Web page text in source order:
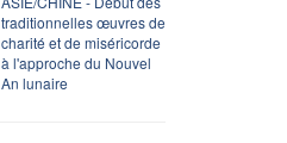
traditionnelles œuvres de
charité et de miséricorde
à l'approche du Nouvel
An lunaire